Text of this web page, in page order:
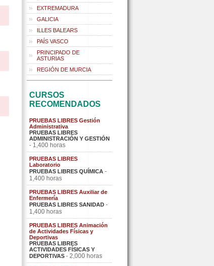
EXTREMADURA
GALICIA
ILLES BALEARS
PAÍS VASCO
PRINCIPADO DE
ASTURIAS
REGIÓN DE MURCIA
CURSOS
RECOMENDADOS
PRUEBAS LIBRES Gestión
Administrativa
PRUEBAS LIBRES
ADMINISTRACIÓN Y GESTIÓN
- 1,400 horas
PRUEBAS LIBRES
Laboratorio
PRUEBAS LIBRES QUÍMICA -
1,400 horas
PRUEBAS LIBRES Auxiliar de
Enfermería
PRUEBAS LIBRES SANIDAD -
1,400 horas
PRUEBAS LIBRES Animación
de Actividades Físicas y
Deportivas
PRUEBAS LIBRES
ACTIVIDADES FÍSICAS Y
DEPORTIVAS - 2,000 horas